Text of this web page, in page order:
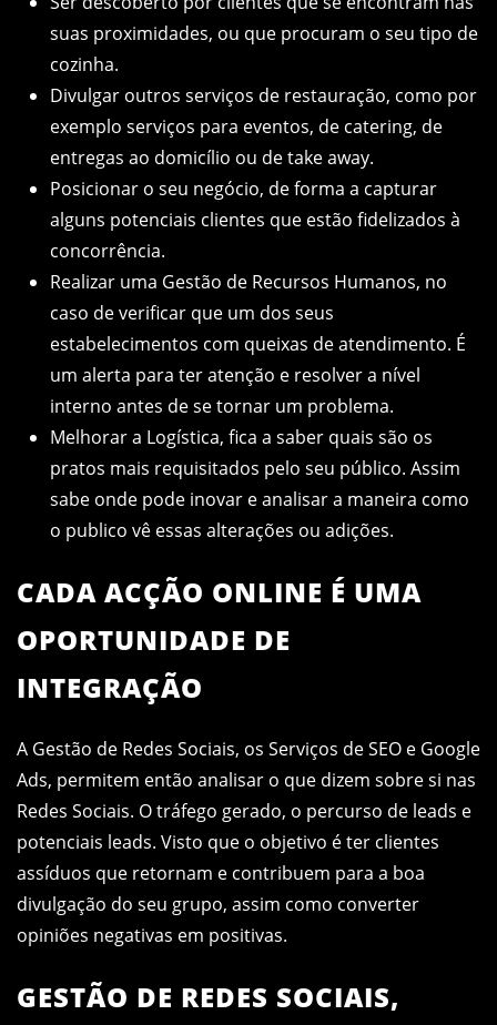
suas proximidades, ou que procuram o seu tipo de
cozinha.
Divulgar outros serviços de restauração, como por
exemplo serviços para eventos, de catering, de
entregas ao domicílio ou de take away.
Posicionar o seu negócio, de forma a capturar
alguns potenciais clientes que estão fidelizados à
concorrência.
Realizar uma Gestão de Recursos Humanos, no
caso de verificar que um dos seus
estabelecimentos com queixas de atendimento. É
um alerta para ter atenção e resolver a nível
interno antes de se tornar um problema.
Melhorar a Logística, fica a saber quais são os
pratos mais requisitados pelo seu público. Assim
sabe onde pode inovar e analisar a maneira como
o publico vê essas alterações ou adições.
CADA ACÇÃO ONLINE É UMA
OPORTUNIDADE DE
INTEGRAÇÃO
A Gestão de Redes Sociais, os Serviços de SEO e Google
Ads, permitem então analisar o que dizem sobre si nas
Redes Sociais. O tráfego gerado, o percurso de leads e
potenciais leads. Visto que o objetivo é ter clientes
assíduos que retornam e contribuem para a boa
divulgação do seu grupo, assim como converter
opiniões negativas em positivas.
GESTÃO DE REDES SOCIAIS,